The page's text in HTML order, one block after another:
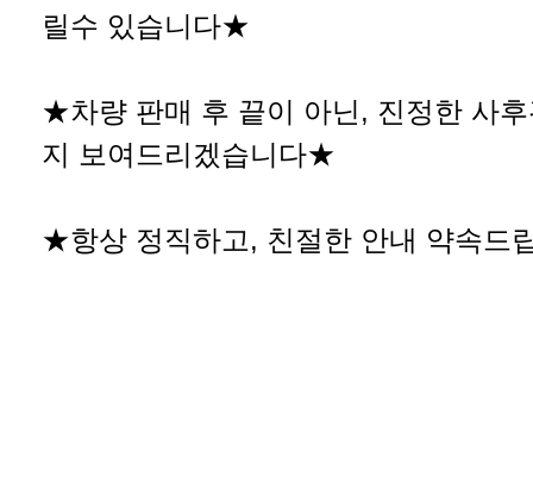
릴수 있습니다★
★차량 판매 후 끝이 아닌, 진정한 사
지 보여드리겠습니다★
★항상 정직하고, 친절한 안내 약속드